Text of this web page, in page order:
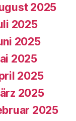
2025
2025
2025
2025
2025
2025
2025